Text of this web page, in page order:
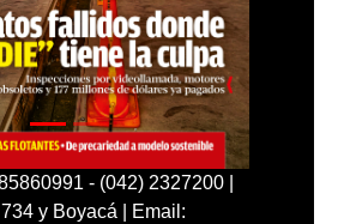
- (042) 2327200 |
y Boyacá | Email: